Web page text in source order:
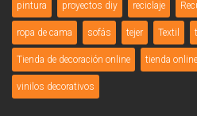
pintura proyectos diy reciclaje
ropa de cama sofás tejer Textil
Tienda de decoración online tienda
vinilos decorativos